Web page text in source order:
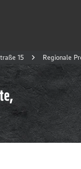
15 Regionale